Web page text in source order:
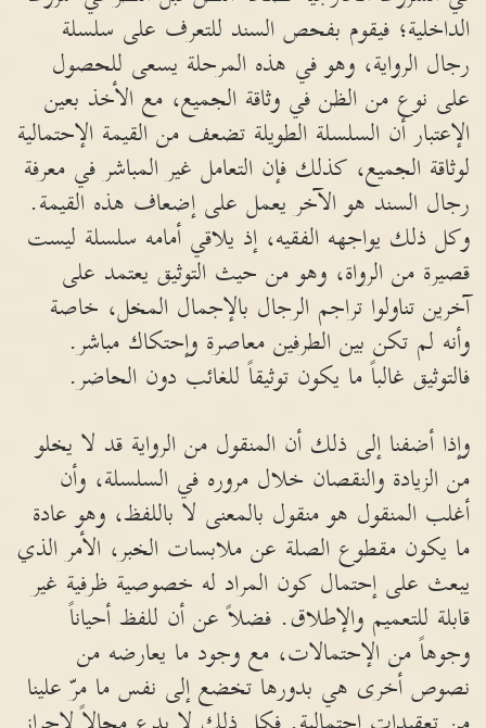
الداخلية؛ فيقوم بفحص السند للتعرف على سلسلة
رجال الرواية، وهو في هذه المرحلة يسعى للحصول
على نوع من الظن في وثاقة الجميع، مع الأخذ بعين
الإعتبار أن السلسلة الطويلة تضعف من القيمة الإحتمالية
لوثاقة الجميع، كذلك فإن التعامل غير المباشر في معرفة
رجال السند هو الآخر يعمل على إضعاف هذه القيمة.
وكل ذلك يواجهه الفقيه، إذ يلاقي أمامه سلسلة ليست
قصيرة من الرواة، وهو من حيث التوثيق يعتمد على
آخرين تناولوا تراجم الرجال بالإجمال المخل، خاصة
وأنه لم تكن بين الطرفين معاصرة وإحتكاك مباشر.
فالتوثيق غالباً ما يكون توثيقاً للغائب دون الحاضر.
وإذا أضفنا إلى ذلك أن المنقول من الرواية قد لا يخلو
من الزيادة والنقصان خلال مروره في السلسلة، وأن
أغلب المنقول هو منقول بالمعنى لا باللفظ، وهو عادة
ما يكون مقطوع الصلة عن ملابسات الخبر، الأمر الذي
يبعث على إحتمال كون المراد له خصوصية ظرفية غير
قابلة للتعميم والإطلاق. فضلاً عن أن للفظ أحياناً
وجوهاً من الإحتمالات، مع وجود ما يعارضه من
نصوص أخرى هي بدورها تخضع إلى نفس ما مرّ علينا